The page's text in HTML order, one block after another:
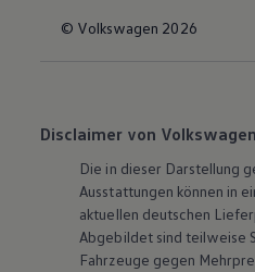
© Volkswagen 2026
Disclaimer von
Die in dieser Darstellung
Ausstattungen können in
aktuellen deutschen
Abgebildet sind teilweise
Fahrzeuge gegen